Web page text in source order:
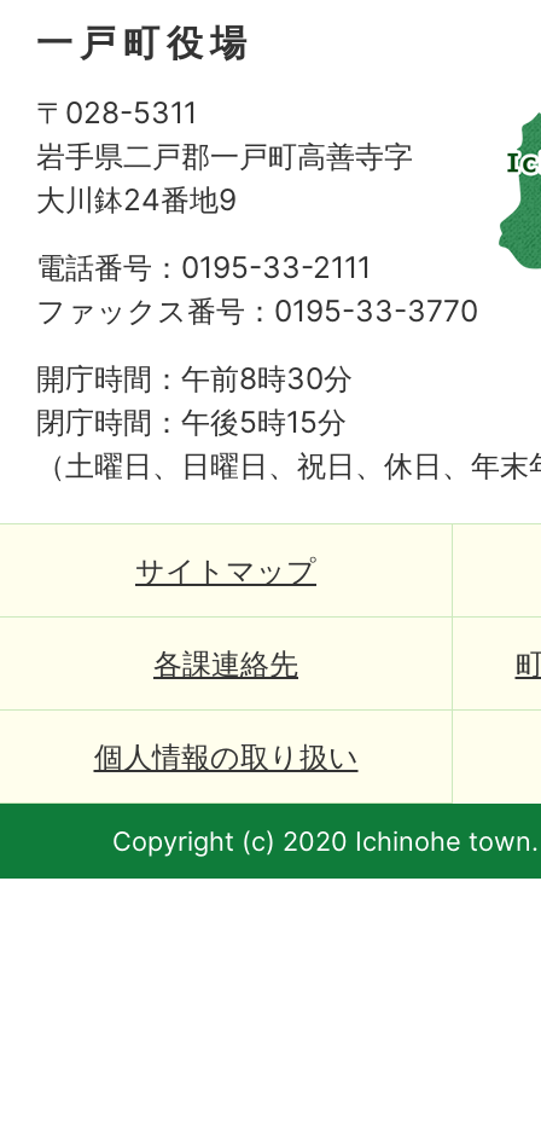
一戸町役場
〒028-5311
岩手県二戸郡一戸町高善寺字
大川鉢24番地9
電話番号：0195-33-2111
ファックス番号：0195-33-3770
開庁時間：午前8時30分
閉庁時間：午後5時15分
（土曜日、日曜日、祝日、休日、年
サイトマップ
各課連絡先
個人情報の取り扱い
Copyright (c) 2020 Ichinohe